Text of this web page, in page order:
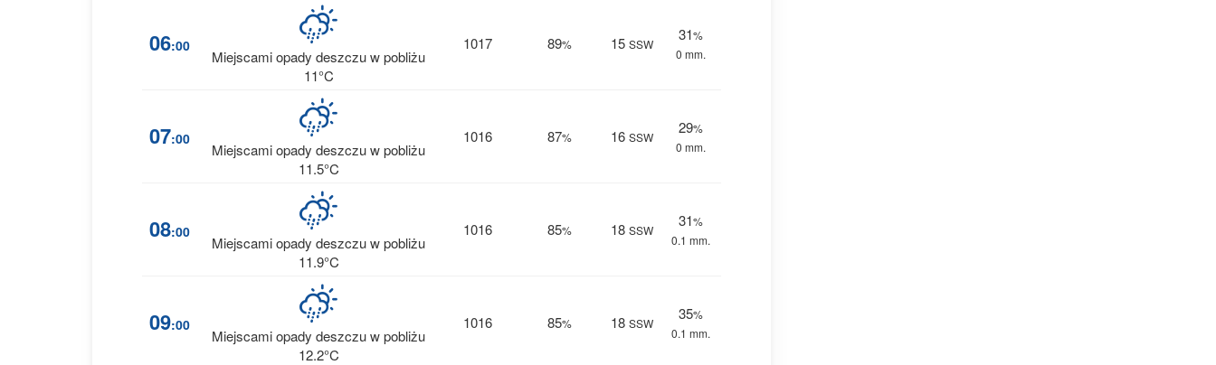
06:00
Miejscami opady deszczu w pobliżu
11°C
1017 89% 15 SSW
31%
0 mm.
07:00
Miejscami opady deszczu w pobliżu
11.5°C
1016 87% 16 SSW
29%
0 mm.
08:00
Miejscami opady deszczu w pobliżu
11.9°C
1016 85% 18 SSW
31%
0.1 mm.
09:00
Miejscami opady deszczu w pobliżu
12.2°C
1016 85% 18 SSW
35%
0.1 mm.